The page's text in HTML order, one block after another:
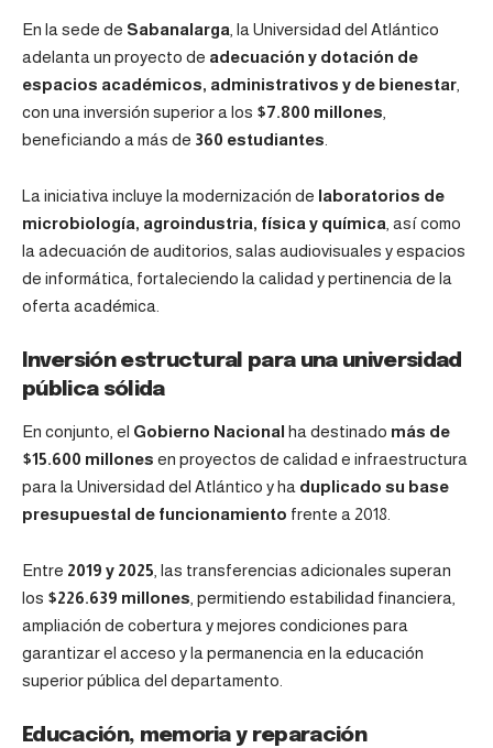
En la sede de Sabanalarga , la Universidad del Atlántico
adelanta un proyecto de adecuación y dotación de
espacios académicos, administrativos y de bienestar
con una inversión superior a los $7.800 millones
beneficiando a más de 360 estudiantes
La iniciativa incluye la modernización de laboratorios de
microbiología, agroindustria, física y química , así como
la adecuación de auditorios, salas audiovisuales y espacios
de informática, fortaleciendo la calidad y pertinencia de la
oferta académica.
Inversión estructural para una universidad
pública sólida
En conjunto, el Gobierno Nacional ha destinado más de
$15.600 millones en proyectos de calidad e infraestructura
para la Universidad del Atlántico y ha duplicado su base
presupuestal de funcionamiento frente a 2018.
Entre 2019 y 2025 , las transferencias adicionales superan
los $226.639 millones , permitiendo estabilidad financiera,
ampliación de cobertura y mejores condiciones para
garantizar el acceso y la permanencia en la educación
superior pública del departamento.
Educación, memoria y reparación